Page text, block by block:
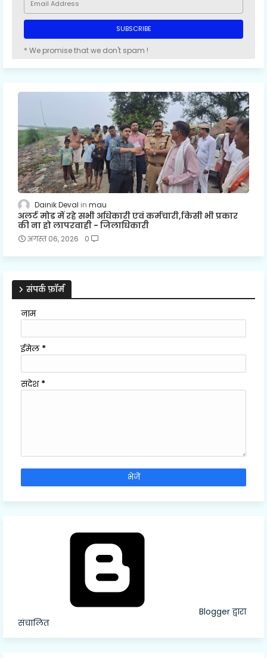
* We promise that we don't spam !
Dainik Deval mau
अलर्ट मोड में रहे सभी अधिकारी एवं कर्मचारी,किसी भी प्रकार
की ना हो लापरवाही - जिलाधिकारी
अगस्त 06, 2026 0
संपर्क फ़ॉर्म
नाम
ईमेल *
संदेश *
Blogger द्वारा
संचालित